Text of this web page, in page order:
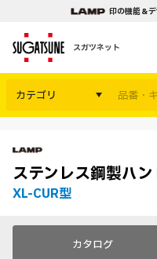
印の機能＆
スガツネット
カテゴリ
ステンレス鋼製ハ
XL-CUR型
カタログ